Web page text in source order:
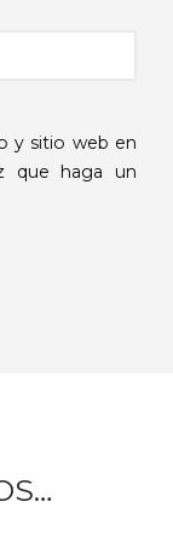
y sitio web en
que haga un